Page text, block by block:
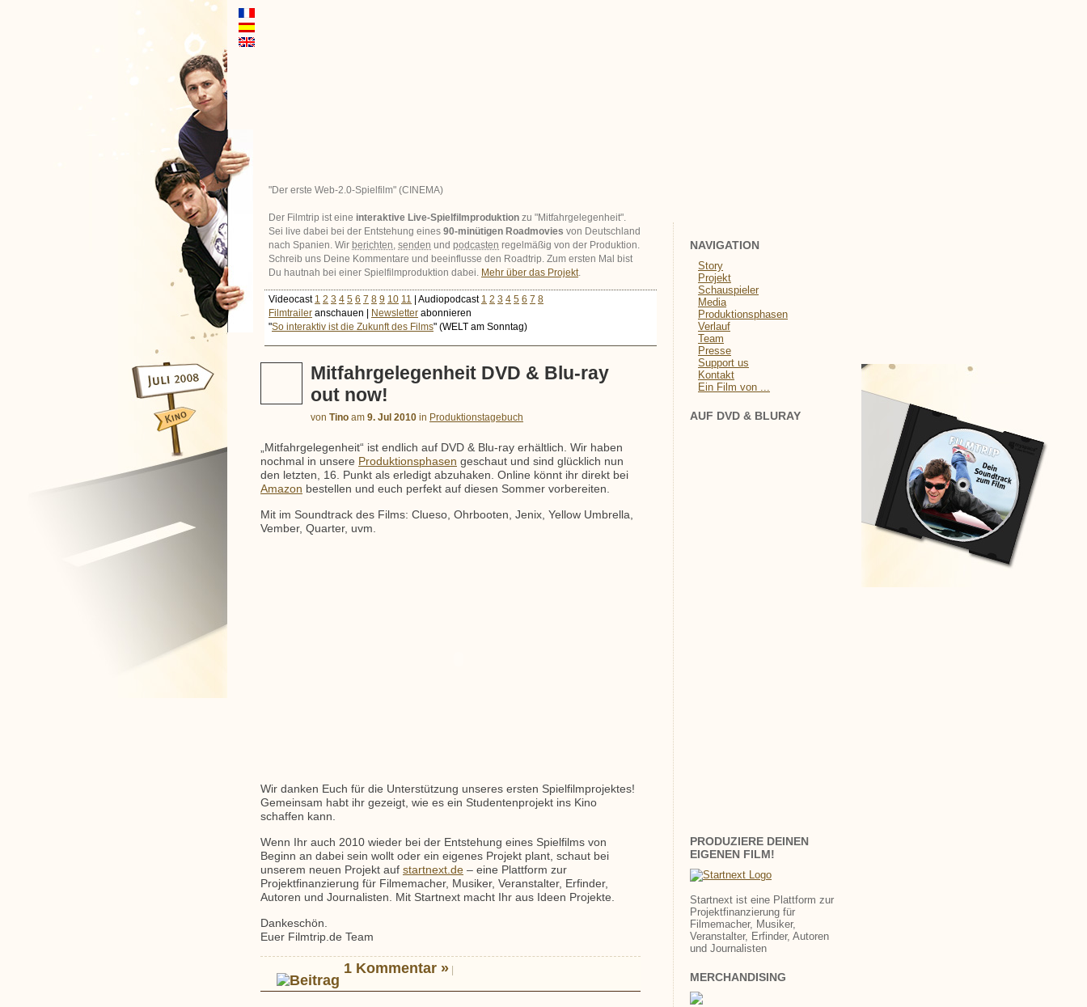
"Der erste Web-2.0-Spielfilm" (CINEMA)
Der Filmtrip ist eine interaktive Live-Spielfilmproduktion zu "Mitfahrgelegenheit".
Sei live dabei bei der Entstehung eines 90-minütigen Roadmovies von Deutschland
nach Spanien. Wir berichten, senden und podcasten regelmäßig von der Produktion.
Schreib uns Deine Kommentare und beeinflusse den Roadtrip. Zum ersten Mal bist
Du hautnah bei einer Spielfilmproduktion dabei. Mehr über das Projekt.
Videocast 1 2 3 4 5 6 7 8 9 10 11 | Audiopodcast 1 2 3 4 5 6 7 8
Filmtrailer anschauen | Newsletter abonnieren
"So interaktiv ist die Zukunft des Films" (WELT am Sonntag)
Mitfahrgelegenheit DVD & Blu-ray
out now!
von Tino am 9. Jul 2010 in Produktionstagebuch
„Mitfahrgelegenheit“ ist endlich auf DVD & Blu-ray erhältlich. Wir haben
nochmal in unsere Produktionsphasen geschaut und sind glücklich nun
den letzten, 16. Punkt als erledigt abzuhaken. Online könnt ihr direkt bei
Amazon bestellen und euch perfekt auf diesen Sommer vorbereiten.
Mit im Soundtrack des Films: Clueso, Ohrbooten, Jenix, Yellow Umbrella,
Vember, Quarter, uvm.
Wir danken Euch für die Unterstützung unseres ersten Spielfilmprojektes!
Gemeinsam habt ihr gezeigt, wie es ein Studentenprojekt ins Kino
schaffen kann.
Wenn Ihr auch 2010 wieder bei der Entstehung eines Spielfilms von
Beginn an dabei sein wollt oder ein eigenes Projekt plant, schaut bei
unserem neuen Projekt auf startnext.de – eine Plattform zur
Projektfinanzierung für Filmemacher, Musiker, Veranstalter, Erfinder,
Autoren und Journalisten. Mit Startnext macht Ihr aus Ideen Projekte.
Dankeschön.
Euer Filmtrip.de Team
1 Kommentar »
NAVIGATION
Story
Projekt
Schauspieler
Media
Produktionsphasen
Verlauf
Team
Presse
Support us
Kontakt
Ein Film von ...
AUF DVD & BLURAY
PRODUZIERE DEINEN
EIGENEN FILM!
Startnext ist eine Plattform zur
Projektfinanzierung für
Filmemacher, Musiker,
Veranstalter, Erfinder, Autoren
und Journalisten
MERCHANDISING